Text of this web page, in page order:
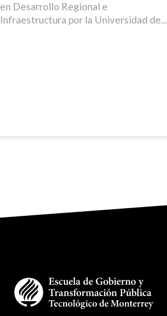
en Desarrollo Regional e
Infraestructura por la Universidad de...